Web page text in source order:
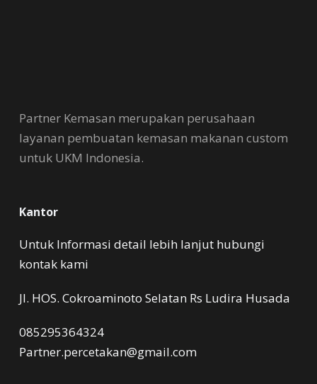
Partner Kemasan merupakan perusahaan
layanan pembuatan kemasan makanan custom
untuk UKM Indonesia.
Kantor
Untuk Informasi detail lebih lanjut hubungi
kontak kami
Jl. HOS. Cokroaminoto Selatan Rs Ludira Husada
085295364324
Partner.percetakan@gmail.com